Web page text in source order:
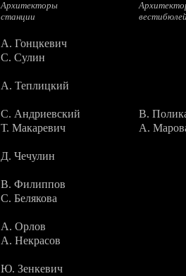
Архитекторы
станции
А. Гонцкевич
С. Сулин
А. Теплицкий
С. Андриевский
Т. Макаревич
В.
А.
Д. Чечулин
В. Филиппов
С. Белякова
А. Орлов
А. Некрасов
Ю. Зенкевич